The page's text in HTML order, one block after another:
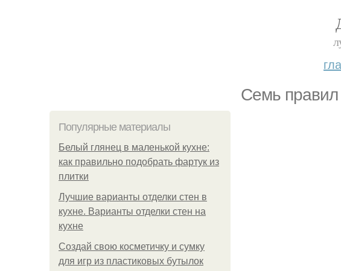
Семь правил
Популярные материалы
Белый глянец в маленькой кухне:
как правильно подобрать фартук из
плитки
Лучшие варианты отделки стен в
кухне. Варианты отделки стен на
кухне
Создай свою косметичку и сумку
для игр из пластиковых бутылок